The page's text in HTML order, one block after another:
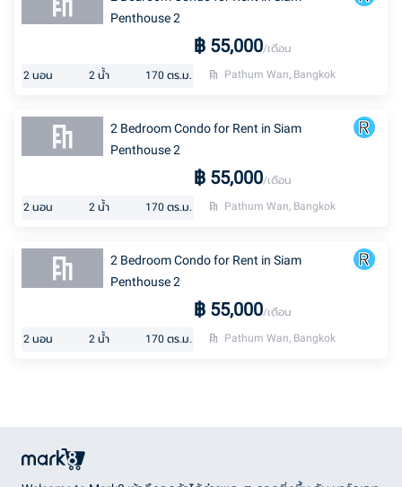
Penthouse 2
฿ 55,000/เดือน
2 นอน 2 น้ำ 170 ตร.ม. Pathum Wan, Bangkok
2 Bedroom Condo for Rent in Siam
Penthouse 2
฿ 55,000/เดือน
2 นอน 2 น้ำ 170 ตร.ม. Pathum Wan, Bangkok
2 Bedroom Condo for Rent in Siam
Penthouse 2
฿ 55,000/เดือน
2 นอน 2 น้ำ 170 ตร.ม. Pathum Wan, Bangkok